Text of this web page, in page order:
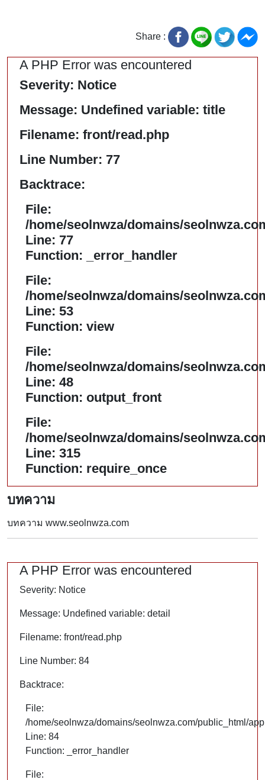
Share :
A PHP Error was encountered
Severity: Notice
Message: Undefined variable: title
Filename: front/read.php
Line Number: 77
Backtrace:
File:
/home/seolnwza/domains/
Line: 77
Function: _error_handler
File:
/home/seolnwza/domains/
Line: 53
Function: view
File:
/home/seolnwza/domains/
Line: 48
Function: output_front
File:
/home/seolnwza/domains/
Line: 315
Function: require_once
บทความ
บทความ www.seolnwza.com
A PHP Error was encountered
Severity: Notice
Message: Undefined variable: detail
Filename: front/read.php
Line Number: 84
Backtrace:
File:
/home/seolnwza/domains/seolnwza.com/public_html/
Line: 84
Function: _error_handler
File: